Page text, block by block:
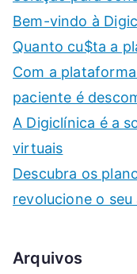
Bem-vindo à
Quanto cu$ta a
Com a
paciente é
A Digiclínica é a
virtuais
Descubra os
revolucione o
Arquivos